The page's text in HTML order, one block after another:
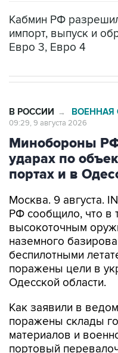
Кабмин РФ
импорт, выпуск и
Евро 3, Евро 4
В РОССИИ → ВОЕННАЯ
09:29, 9 августа 2026
Минобороны
ударах по
портах и в
Москва. 9 августа.
РФ сообщило, что в
высокоточным
наземного
беспилотными
поражены цели в
Одесской области.
Как заявили в
поражены склады
материалов и
портовый